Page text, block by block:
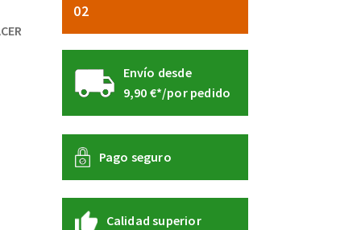
02
Envío desde
9,90 €*/por pedido
Pago seguro
Calidad superior